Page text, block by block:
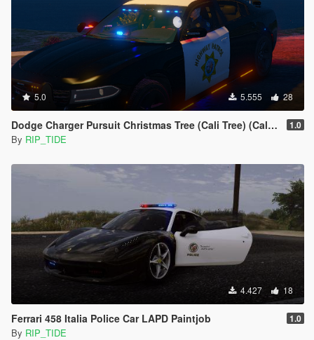
5.0 5.555 28
Dodge Charger Pursuit Christmas Tree (Cali Tree) (California Highway Patrol (CHP) Edition |LODS|4K Skin 1.0
By RIP_TIDE
4.427 18
Ferrari 458 Italia Police Car LAPD Paintjob 1.0
By RIP_TIDE